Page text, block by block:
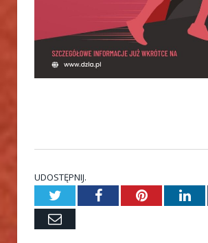
UDOSTĘPNIJ.
TwitterFacebookPinterest
Email